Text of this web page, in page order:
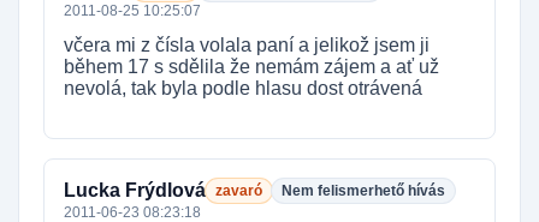
2011-08-25 10:25:07
včera mi z čísla volala paní a jelikož jsem ji
během 17 s sdělila že nemám zájem a ať už
nevolá, tak byla podle hlasu dost otrávená
Lucka Frýdlová zavaró
Nem felismerhető hívás
2011-06-23 08:23:18